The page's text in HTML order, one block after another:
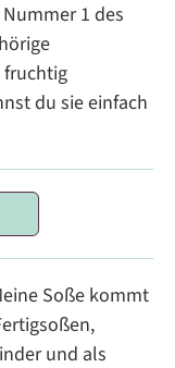
1 des
fruchtig
du sie einfach
Soße kommt
und als